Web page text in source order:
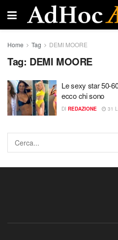
Home Tag DEMI MOORE
Tag: DEMI MOORE
Le sexy star 50-
ecco chi sono
DI REDAZIONE 31